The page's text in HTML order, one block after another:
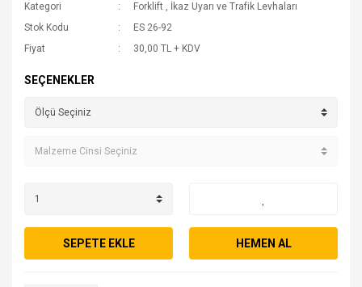
Kategori Forklift , İkaz Uyarı ve Trafik Levhaları
Stok Kodu
ES 26-92
Fiyat
30,00 TL + KDV
SEÇENEKLER
SEPETE EKLE HEMEN AL